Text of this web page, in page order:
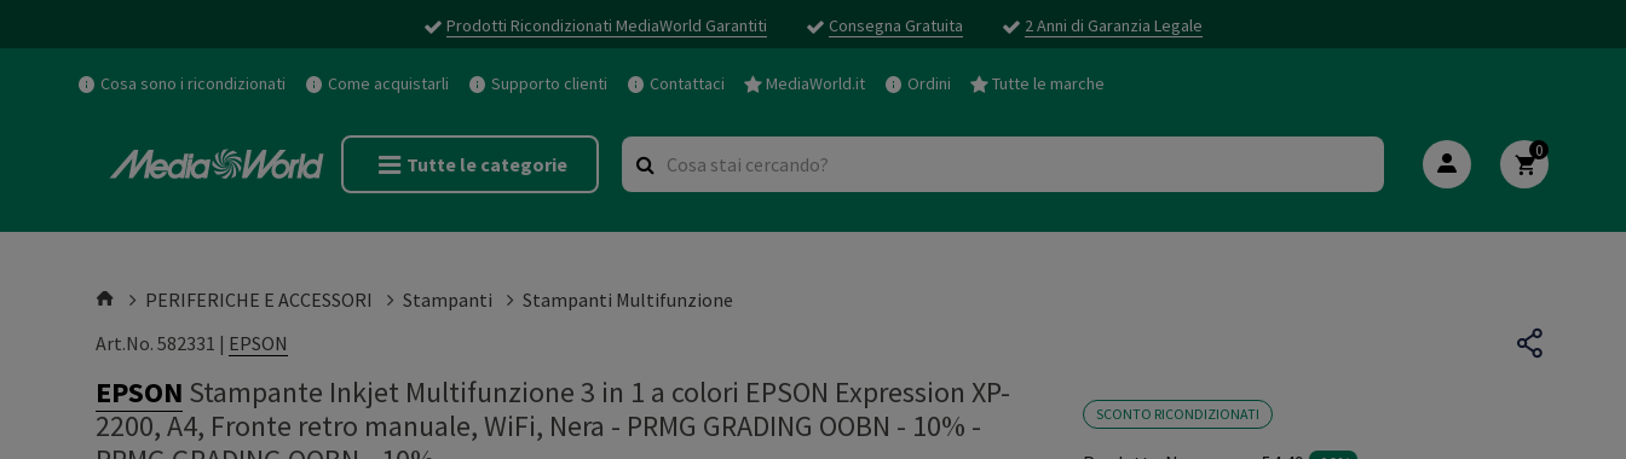
Prodotti Ricondizionati MediaWorld Garantiti Consegna Gratuita 2 Anni di Garanzia Legale
Cosa sono i ricondizionati Come acquistarli Supporto clienti Contattaci MediaWorld.it Ordini Tutte le marche
Tutte le categorie
0
PERIFERICHE E ACCESSORI Stampanti
Stampanti Multifunzione
Art.No. 582331 | EPSON
EPSON Stampante Inkjet Multifunzione 3 in 1 a colori EPSON Expression XP-
2200, A4, Fronte retro manuale, WiFi, Nera - PRMG GRADING OOBN - 10% -
SCONTO RICONDIZIONATI